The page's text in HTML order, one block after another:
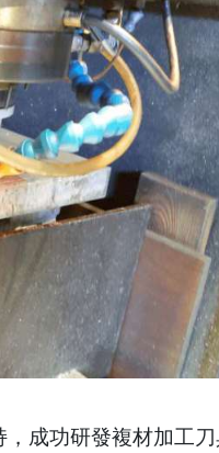
成功研發複材加工